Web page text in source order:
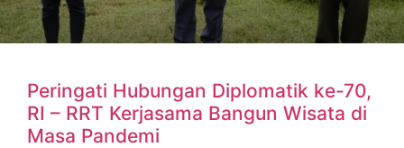
Peringati Hubungan Diplomatik ke-70,
RI – RRT Kerjasama Bangun Wisata di
Masa Pandemi